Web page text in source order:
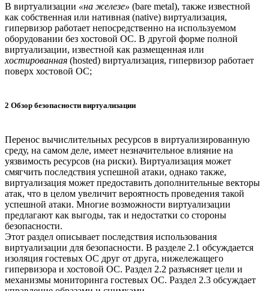
В виртуализации «на железе» (bare metal), также известной
как собственная или нативная (native) виртуализация,
гипервизор работает непосредственно на используемом
оборудовании без хостовой ОС. В другой форме полной
виртуализации, известной как размещенная или
хостированная (hosted) виртуализация, гипервизор работает
поверх хостовой ОС;
2 Обзор безопасности виртуализации
Перенос вычислительных ресурсов в виртуализированную
среду, на самом деле, имеет незначительное влияние на
уязвимость ресурсов (на риски). Виртуализация может
смягчить последствия успешной атаки, однако также,
виртуализация может предоставить дополнительные векторы
атак, что в целом увеличит вероятность проведения такой
успешной атаки. Многие возможности виртуализации
предлагают как выгоды, так и недостатки со стороны
безопасности.
Этот раздел описывает последствия использования
виртуализации для безопасности. В разделе 2.1 обсуждается
изоляция гостевых ОС друг от друга, нижележащего
гипервизора и хостовой ОС. Раздел 2.2 разъясняет цели и
механизмы мониторинга гостевых ОС. Раздел 2.3 обсуждает